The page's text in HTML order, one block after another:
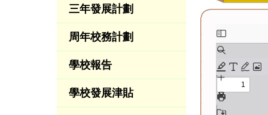
三年發展計劃
周年校務計劃
學校報告
學校發展津貼